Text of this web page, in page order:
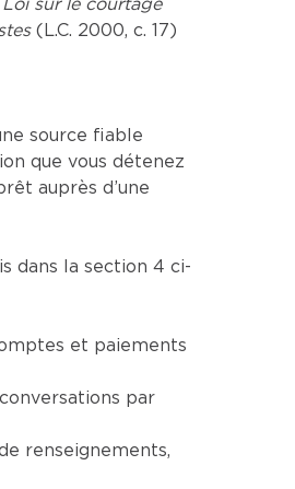
Loi sur le courtage
(L.C. 2000, c. 17)
source fiable
que vous détenez
auprès d’une
dans la section 4 ci-
et paiements
par
renseignements,